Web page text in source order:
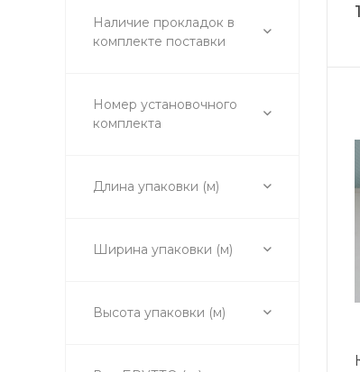
Наличие прокладок в
комплекте поставки
Номер установочного
комплекта
Длина упаковки (м)
Ширина упаковки (м)
Высота упаковки (м)